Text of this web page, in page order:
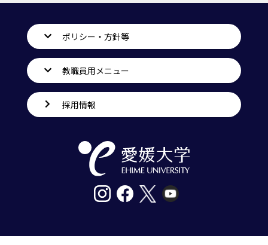
ポリシー・方針等
教職員用メニュー
採用情報